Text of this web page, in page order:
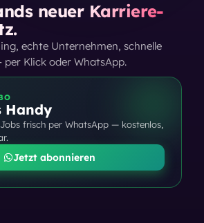
neuer Karriere-
echte Unternehmen, schnelle
Klick oder WhatsApp.
Handy
frisch per WhatsApp — kostenlos,
Jetzt abonnieren